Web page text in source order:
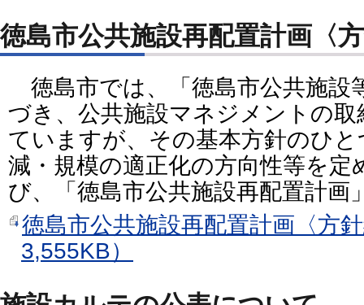
徳島市公共施設再配置計画〈
徳島市では、「徳島市公共施設
づき、公共施設マネジメントの
ていますが、その基本方針のひ
減・規模の適正化の方向性等を
び、「徳島市公共施設再配置計画
徳島市公共施設再配置計画〈方
3,555KB）